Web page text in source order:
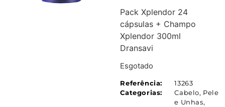
Pack Xplendor 24
cápsulas + Champo
Xplendor 300ml
Dransavi
Esgotado
Referência:
13263
Categorias:
Cabelo, Pele
e Unhas,